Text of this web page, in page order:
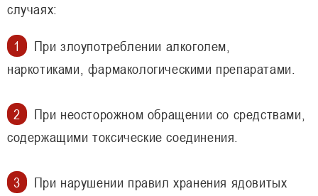
случаях:
При злоупотреблении алкоголем,
наркотиками, фармакологическими препаратами.
При неосторожном обращении со средствами,
содержащими токсические соединения.
При нарушении правил хранения ядовитых